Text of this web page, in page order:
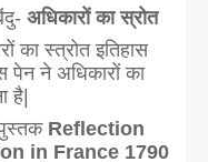
अधिकारों का स्रोत
का स्त्रोत इतिहास
पेन ने अधिकारों का
है|
Reflection